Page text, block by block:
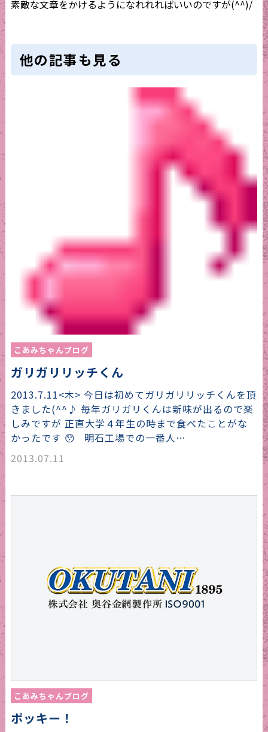
素敵な文章をかけるようになれれればいいのですが(^^)/
他の記事も見る
こあみちゃんブログ
ガリガリリッチくん
2013.7.11<木> 今日は初めてガリガリリッチくんを頂
きました(^^♪ 毎年ガリガリくんは新味が出るので楽
しみですが 正直大学４年生の時まで食べたことがな
かったです 😯 明石工場での一番人…
2013.07.11
こあみちゃんブログ
ポッキー！